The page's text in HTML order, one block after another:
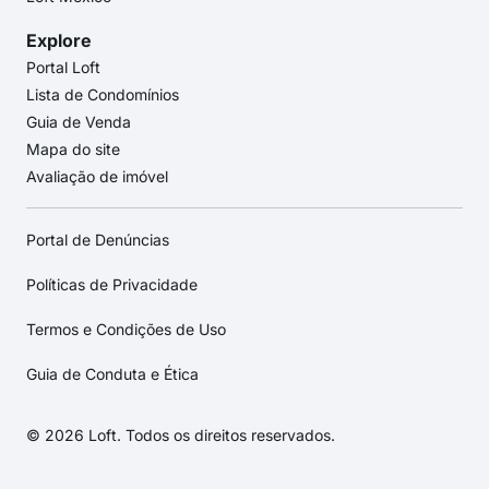
Explore
Portal Loft
Lista de Condomínios
Guia de Venda
Mapa do site
Avaliação de imóvel
Portal de Denúncias
Políticas de Privacidade
Termos e Condições de Uso
Guia de Conduta e Ética
© 2026 Loft. Todos os direitos reservados.